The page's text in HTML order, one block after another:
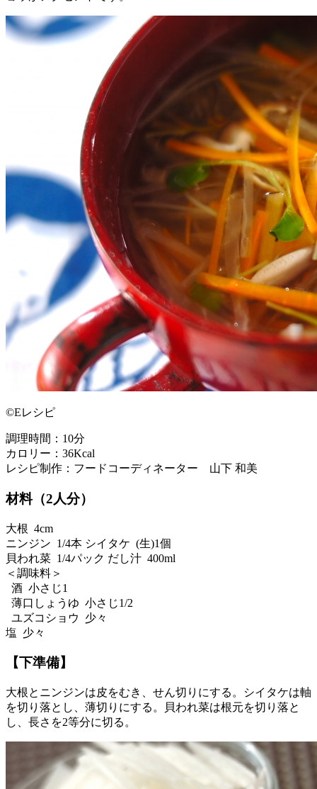
©Eレシピ
調理時間：10分
カロリー：36Kcal
レシピ制作：フードコーディネーター 山下 和美
材料（2人分）
大根 4cm
ニンジン 1/4本 シイタケ (生)1個
貝われ菜 1/4パック だし汁 400ml
＜調味料＞
酒 小さじ1
薄口しょうゆ 小さじ1/2
ユズコショウ 少々
塩 少々
【下準備】
大根とニンジンは皮をむき、せん切りにする。シイタケは軸
を切り落とし、薄切りにする。貝われ菜は根元を切り落と
し、長さを2等分に切る。